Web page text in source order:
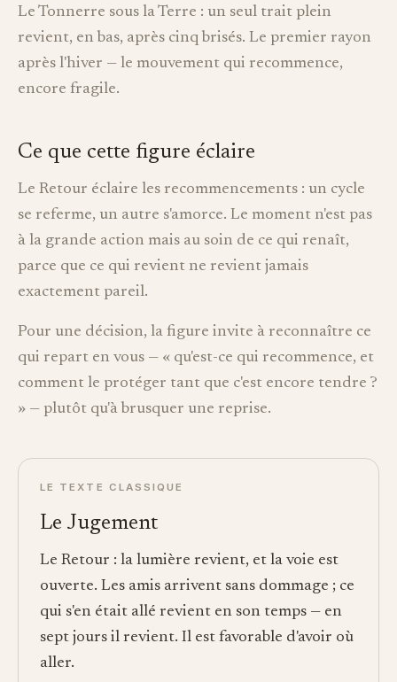
Le Tonnerre sous la Terre : un seul trait plein
revient, en bas, après cinq brisés. Le premier rayon
après l'hiver — le mouvement qui recommence,
encore fragile.
Ce que cette figure éclaire
Le Retour éclaire les recommencements : un cycle
se referme, un autre s'amorce. Le moment n'est pas
à la grande action mais au soin de ce qui renaît,
parce que ce qui revient ne revient jamais
exactement pareil.
Pour une décision, la figure invite à reconnaître ce
qui repart en vous — « qu'est-ce qui recommence, et
comment le protéger tant que c'est encore tendre ?
» — plutôt qu'à brusquer une reprise.
LE TEXTE CLASSIQUE
Le Jugement
Le Retour : la lumière revient, et la voie est
ouverte. Les amis arrivent sans dommage ; ce
qui s'en était allé revient en son temps — en
sept jours il revient. Il est favorable d'avoir où
aller.